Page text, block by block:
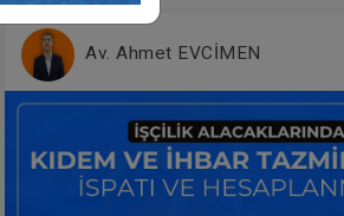
Ekle
Çocuk Hukuku - IV. Medeni
Hukuk Kongresi - V. Oturum
TL
Av. Ahmet EVCİMEN